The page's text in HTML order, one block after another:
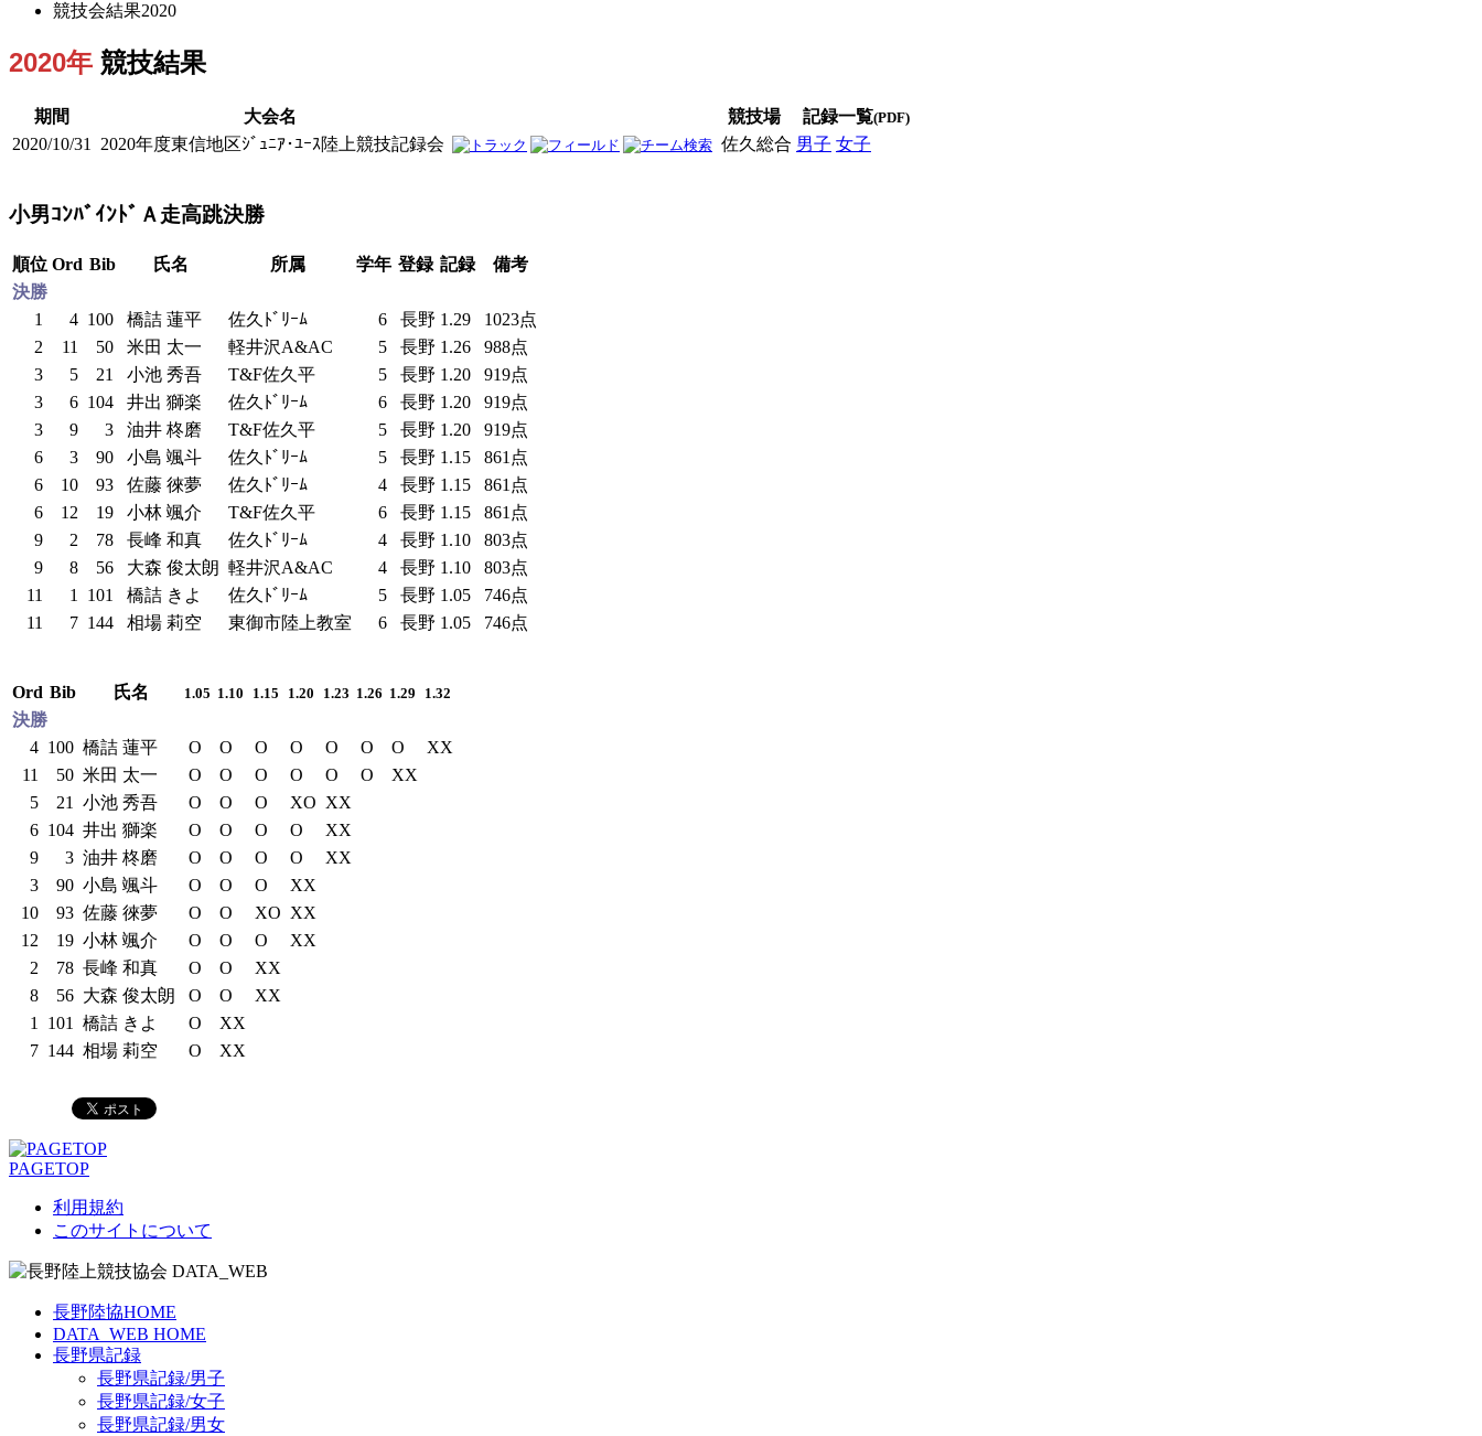
競技会結果2020
2020年 競技結果
期間 大会名 競技場 記録一覧(PDF)
2020/10/31 2020年度東信地区ｼﾞｭﾆｱ･ﾕｰｽ陸上競技記録会 佐久総合 男子 女子
小男ｺﾝﾊﾞｲﾝﾄﾞＡ走高跳決勝
順位 Ord Bib 氏名 所属 学年 登録 記録
備考
決勝
1
4 100 橋詰 蓮平 佐久ﾄﾞﾘｰﾑ 6 長野 1.29
1023点
2
11 50 米田 太一 軽井沢A&AC 5 長野 1.26
988点
3
5 21 小池 秀吾 T&F佐久平 5 長野 1.20
919点
3
6 104 井出 獅楽 佐久ﾄﾞﾘｰﾑ 6 長野 1.20
919点
3
9 3 油井 柊磨 T&F佐久平 5 長野 1.20
919点
6
3 90 小島 颯斗 佐久ﾄﾞﾘｰﾑ 5 長野 1.15
861点
6
10 93 佐藤 徠夢 佐久ﾄﾞﾘｰﾑ 4 長野 1.15
861点
6
12 19 小林 颯介 T&F佐久平 6 長野 1.15
861点
9
2 78 長峰 和真 佐久ﾄﾞﾘｰﾑ 4 長野 1.10
803点
9
8 56 大森 俊太朗 軽井沢A&AC 4 長野 1.10
803点
11
1 101 橋詰 きよ 佐久ﾄﾞﾘｰﾑ 5 長野 1.05
746点
11
7 144 相場 莉空 東御市陸上教室 6 長野 1.05 746点
Ord Bib 氏名 1.05 1.10 1.15 1.20 1.23 1.26 1.29 1.32
決勝
4 100 橋詰 蓮平 O O O O O O O
XX
11
50 米田 太一 O O O O O O
XX
5
21 小池 秀吾 O O O XO XX
6 104 井出 獅楽 O O O O
XX
9
3 油井 柊磨 O O O O
XX
3
90 小島 颯斗 O O O
XX
10
93 佐藤 徠夢 O O XO XX
12
19 小林 颯介 O O O
XX
2
78 長峰 和真 O O
XX
8
56 大森 俊太朗 O O
XX
1
101 橋詰 きよ O
XX
7 144 相場 莉空 O XX
PAGETOP
利用規約
このサイトについて
長野陸協HOME
DATA_WEB HOME
長野県記録
長野県記録/男子
長野県記録/女子
長野県記録/男女